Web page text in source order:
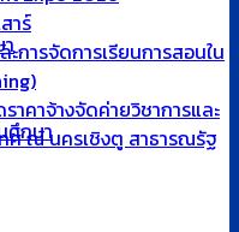
ศึกษา
าร์
การจัดการเรียนการสอนใน
าคาจ้างจัดค่ายวิชาการและ
ศ ณ นครเชิงตู สาธารณรัฐ